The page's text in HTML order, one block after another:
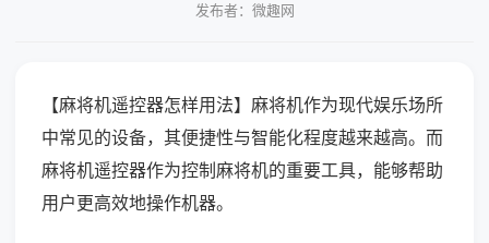
发布者：微趣网
【麻将机遥控器怎样用法】麻将机作为现代娱乐场所
中常见的设备，其便捷性与智能化程度越来越高。而
麻将机遥控器作为控制麻将机的重要工具，能够帮助
用户更高效地操作机器。